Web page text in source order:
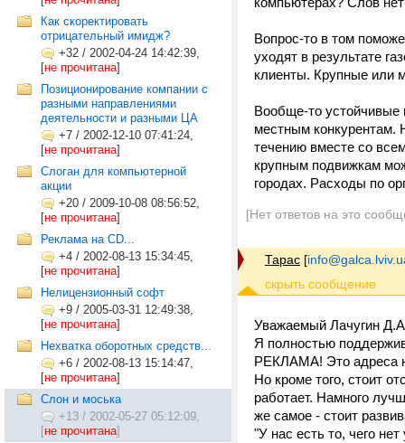
Как скоректировать
отрицательный имидж?
+32 / 2002-04-24 14:42:39,
[не прочитана]
Позиционирование компании с
разными направлениями
деятельности и разными ЦА
+7 / 2002-12-10 07:41:24,
[не прочитана]
Слоган для компьютерной
акции
+20 / 2009-10-08 08:56:52,
[не прочитана]
Реклама на CD...
+4 / 2002-08-13 15:34:45,
[не прочитана]
Нелицензионный софт
+9 / 2005-03-31 12:49:38,
[не прочитана]
Нехватка оборотных средств...
+6 / 2002-08-13 15:14:47,
[не прочитана]
Слон и моська
+13 / 2002-05-27 05:12:09,
[не прочитана]
Вопрос-то в том
уходят в результате
клиенты. Крупные или
Вообще-то
местным конкурентам.
течению вместе со
крупным подвижкам
городах. Расходы по
[Нет ответов на это
Тарас [
Уважаемый Лачугин
Я полностью
РЕКЛАМА! Это адреса
Но кроме того, стоит
работает. Намного
же самое - стоит
"У нас есть то, чего нет